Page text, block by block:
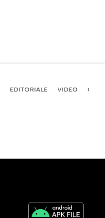
EDITORIALE VIDEO